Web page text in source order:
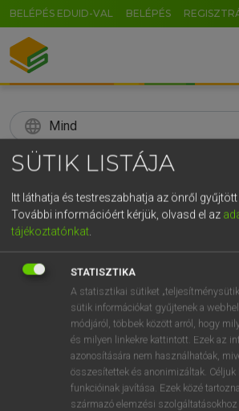
BELÉPÉS EDUID-VAL BELÉPÉS
language Mind
search
KERESÉS
Díjmentes angol szótár
spawning-season fn ívási idő
⚲ spawning-seasonkeresése
SÜTIK LISTÁJA
Itt láthatja és testreszabhatja az önről
További információért kérjük, olvasd el az
tájékoztatónkat
STATISZTIKA
A statisztikai sütiket
sütik információkat gyűjtenek a
módjáról, többek között arról, hogy
és milyen linkekre kattintott. Ezek az
azonosítására nem használhatóak,
összesítettek és anonimizáltak.
funkcióinak javítása. Ezek közé
származó elemzési
GR
5 6 7 8 9 ö
r t z u i o
k l
n m , .